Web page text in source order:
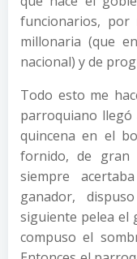
funcionarios, por
millonaria (que
nacional) y de
Todo esto me
parroquiano llegó
quincena en el
fornido, de gran
siempre
ganador,
siguiente pelea el
compuso el